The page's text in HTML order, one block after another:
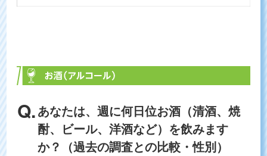
あなたは、週に何日位お酒（清酒、焼
酎、ビール、洋酒など）を飲みます
か？（過去の調査との比較・性別）